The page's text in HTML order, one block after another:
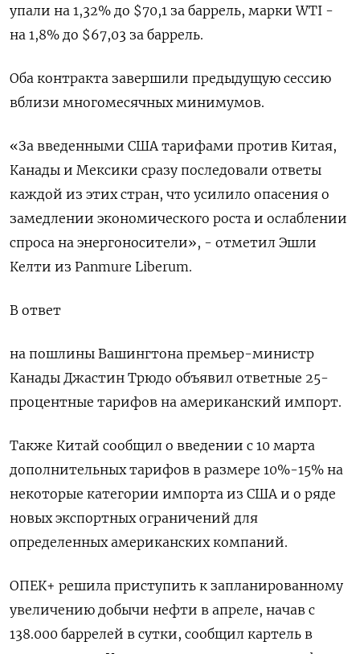
упали на 1,32% до $70,1 за баррель, марки WTI -
на 1,8% до $67,03 за баррель.
Оба контракта завершили предыдущую сессию
вблизи многомесячных минимумов.
«За введенными США тарифами против Китая,
Канады и Мексики сразу последовали ответы
каждой из этих стран, что усилило опасения о
замедлении экономического роста и ослаблении
спроса на энергоносители», - отметил Эшли
Келти из Panmure Liberum.
В ответ
на пошлины Вашингтона премьер-министр
Канады Джастин Трюдо объявил ответные 25-
процентные тарифов на американский импорт.
Также Китай сообщил о введении с 10 марта
дополнительных тарифов в размере 10%-15% на
некоторые категории импорта из США и о ряде
новых экспортных ограничений для
определенных американских компаний.
ОПЕК+ решила приступить к запланированному
увеличению добычи нефти в апреле, начав с
138.000 баррелей в сутки, сообщил картель в